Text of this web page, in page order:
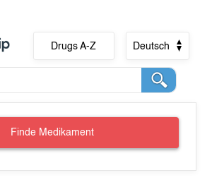
Drugs A-Z Deutsch
Finde Medikament